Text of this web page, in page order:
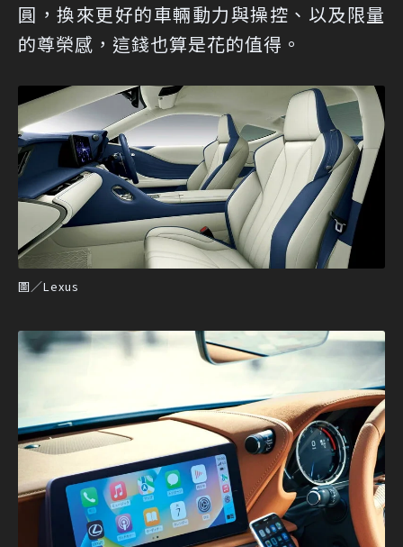
圓，換來更好的車輛動力與操控、以及限量
的尊榮感，這錢也算是花的值得。
圖／Lexus